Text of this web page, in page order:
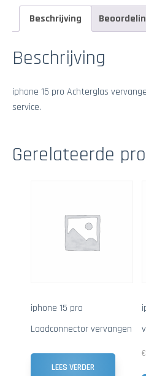
Beschrijving
Beschrijving
iphone 15 pro Achterglas
service.
Gerelateerde
iphone 15 pro
Laadconnector vervangen
LEES VERDER
€